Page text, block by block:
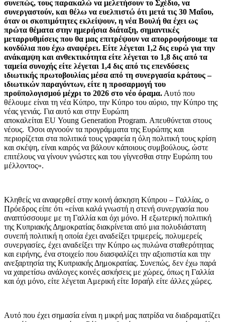
συνεπώς, τους παρακαλώ να μελετήσουν το Σχέδιο, να
συνεργαστούν, και θέλω να ευελπιστώ ότι μετά τις 30 Μαΐου,
όταν οι σκοπιμότητες εκλείψουν, η νέα Βουλή θα έχει ως
πρώτα θέματα στην ημερήσια διάταξη, σημαντικές
μεταρρυθμίσεις που θα μας επιτρέψουν να απορροφήσουμε τα
κονδύλια που έχω αναφέρει. Είτε λέγεται 1,2 δις ευρώ για την
ανάκαμψη και ανθεκτικότητα είτε λέγεται το 1,8 δις από τα
ταμεία συνοχής είτε λέγεται 1,4 δις από τις επενδύσεις
ιδιωτικής πρωτοβουλίας μέσα από τη συνεργασία κράτους –
ιδιωτικών παραγόντων, είτε η προσαρμογή του
προϋπολογισμού μέχρι το 2026 στο νέο όραμα. Αυτό που
θέλουμε είναι τη νέα Κύπρο, την Κύπρο του αύριο, την Κύπρο της
νέας γενιάς. Για αυτό και στην Ευρώπη
αποκαλείται EU Young Generation Program. Απευθύνεται στους
νέους. Όσοι αγνοούν τα προγράμματα της Ευρώπης και
περιορίζεται στα πολιτικά τους γραφεία η όλη πολιτική τους κρίση
και σκέψη, είναι καιρός να βάλουν κάποιους συμβούλους, ώστε
επιτέλους να γίνουν γνώστες και του γίγνεσθαι στην Ευρώπη του
μέλλοντος».
Κληθείς να αναφερθεί στην κοινή άσκηση Κύπρου – Γαλλίας, ο
Πρόεδρος είπε ότι «είναι καλά γνωστή η στενή συνεργασία που
αναπτύσσουμε με τη Γαλλία και όχι μόνο. Η εξωτερική πολιτική
της Κυπριακής Δημοκρατίας διακρίνεται από μια πολυδιάστατη
συνεπή πολιτική η οποία έχει αναδείξει τριμερείς, πολυμερείς
συνεργασίες, έχει αναδείξει την Κύπρο ως πυλώνα σταθερότητας
και ειρήνης, ένα στοιχείο που διασφαλίζει την αξιοπιστία και την
ανεξαρτησία της Κυπριακής Δημοκρατίας. Συνεπώς, δεν έχω παρά
να χαιρετίσω ανάλογες κοινές ασκήσεις με χώρες, όπως η Γαλλία
και όχι μόνο, είτε λέγεται Αμερική είτε Ισραήλ είτε άλλες χώρες.
Αυτό που έχει σημασία είναι η μικρή μας πατρίδα να διαδραματίζει